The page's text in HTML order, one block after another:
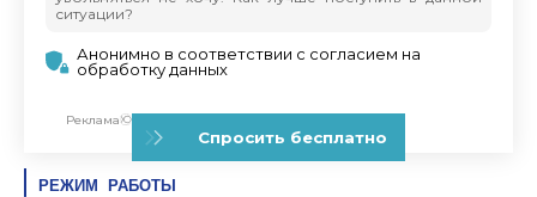
РЕЖИМ РАБОТЫ